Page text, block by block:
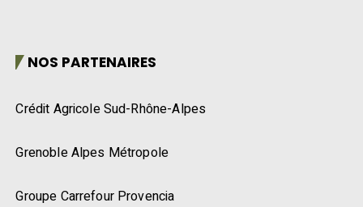
NOS PARTENAIRES
Crédit Agricole Sud-Rhône-Alpes
Grenoble Alpes Métropole
Groupe Carrefour Provencia